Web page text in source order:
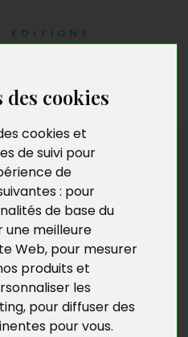
cookies
cookies et
de suivi pour
de
: pour
de base du
une meilleure
Web, pour mesurer
produits et
les
, pour diffuser des
pour vous.
de